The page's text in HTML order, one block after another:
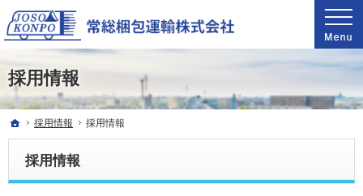
採用情報
関東甲信越自社グループ11拠点で業界最速輸送。ピアノ引越し・運搬・配送なら料金が魅
驚きの料金で圧倒的な支持を得ているピアノ引越し・運搬・配送なら常総梱包運輸
ホーム
採用情報 採用情報
採用情報